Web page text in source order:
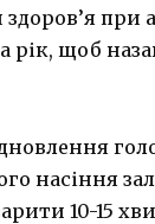
при
щоб
насіння
10-15